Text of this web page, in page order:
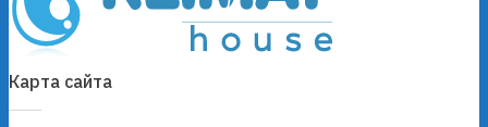
Карта сайта